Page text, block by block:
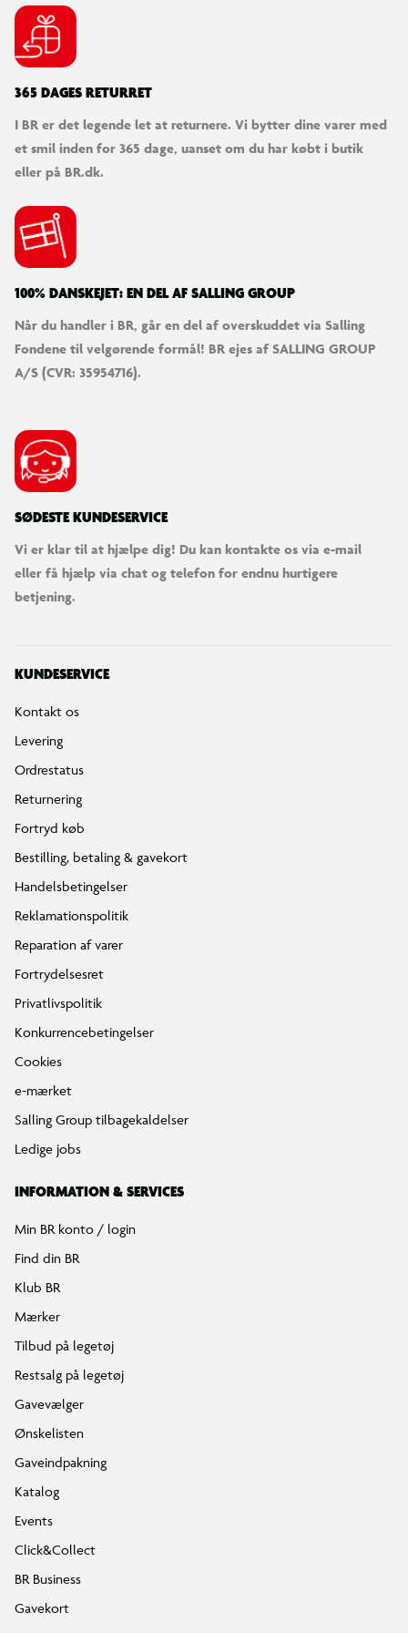
1 x STRÆKBAR LEGETØJSFIGUR – GOO JIT ZU MARVEL
Alder: 4+
garanteres
365 DAGES RETURRET
I BR er det legende let at returnere. Vi bytter dine varer med
et smil inden for 365 dage, uanset om du har købt i butik
eller på BR.dk.
100% DANSKEJET: EN DEL AF SALLING GROUP
Når du handler i BR, går en del af overskuddet via Salling
Fondene til velgørende formål! BR ejes af SALLING GROUP
A/S (CVR: 35954716).
SØDESTE KUNDESERVICE
Vi er klar til at hjælpe dig! Du kan kontakte os via e-mail
eller få hjælp via chat og telefon for endnu hurtigere
betjening.
KUNDESERVICE
Kontakt os
Levering
Ordrestatus
Returnering
Fortryd køb
Bestilling, betaling & gavekort
Handelsbetingelser
Reklamationspolitik
Reparation af varer
Fortrydelsesret
Privatlivspolitik
Konkurrencebetingelser
Cookies
e-mærket
Salling Group tilbagekaldelser
Ledige jobs
INFORMATION & SERVICES
Min BR konto / login
Find din BR
Klub BR
Mærker
Tilbud på legetøj
Restsalg på legetøj
Gavevælger
Ønskelisten
Gaveindpakning
Katalog
Events
Click&Collect
BR Business
Gavekort